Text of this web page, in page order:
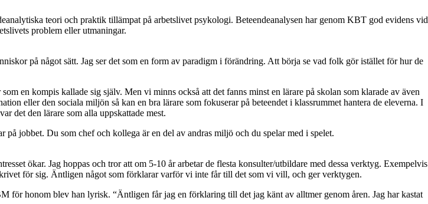
teori och praktik tillämpat på arbetslivet psykologi. Beteendeanalysen har genom KBT god evidens vid
problem eller utmaningar.
på något sätt. Jag ser det som en form av paradigm i förändring. Att börja se vad folk gör istället för hur de
en kompis kallade sig själv. Men vi minns också att det fanns minst en lärare på skolan som klarade av även
eller den sociala miljön så kan en bra lärare som fokuserar på beteendet i klassrummet hantera de eleverna. I
det den lärare som alla uppskattade mest.
jobbet. Du som chef och kollega är en del av andras miljö och du spelar med i spelet.
ökar. Jag hoppas och tror att om 5-10 år arbetar de flesta konsulter/utbildare med dessa verktyg. Exempelvis
för sig. Äntligen något som förklarar varför vi inte får till det som vi vill, och ger verktygen.
för honom blev han lyrisk. “Äntligen får jag en förklaring till det jag känt av alltmer genom åren. Jag har kastat